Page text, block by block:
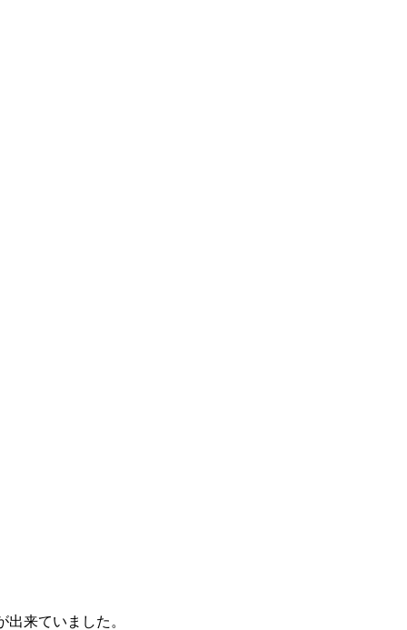
来ていました。